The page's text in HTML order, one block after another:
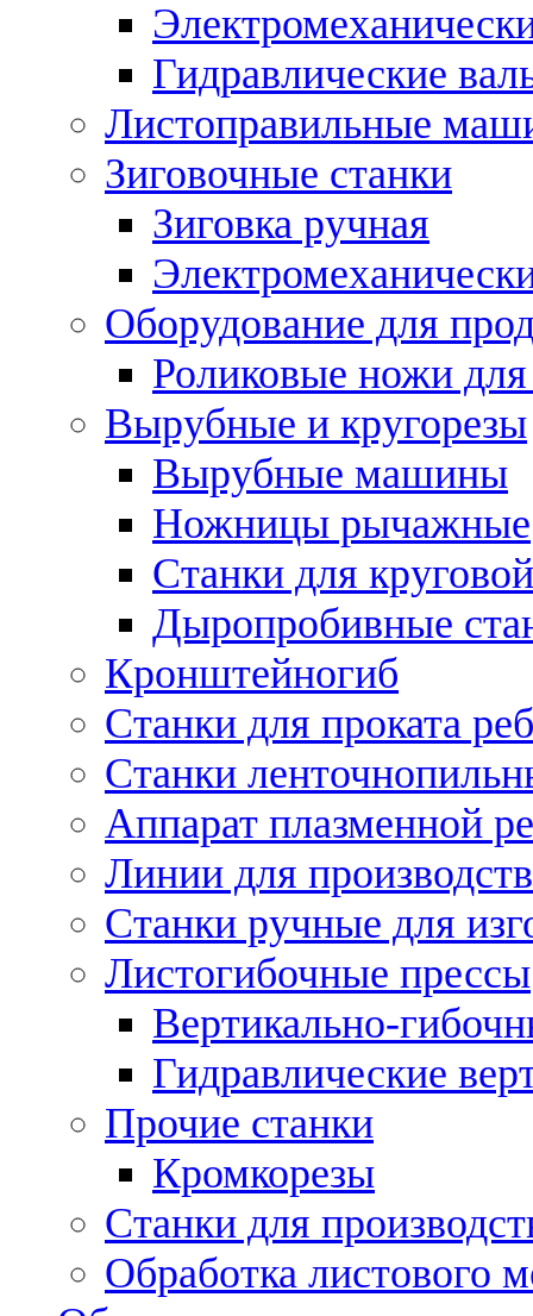
Гидравлические
Листоправильные
Зиговочные станки
Зиговка ручная
Оборудование для
Роликовые ножи для
Вырубные и кругорезы
Вырубные машины
Ножницы рычажные
Станки для
Дыропробивные
Кронштейногиб
Станки для проката
Станки
Аппарат плазменной
Линии для
Станки ручные для
Листогибочные прессы
Вертикально-
Гидравлические
Прочие станки
Кромкорезы
Станки для
Обработка листового